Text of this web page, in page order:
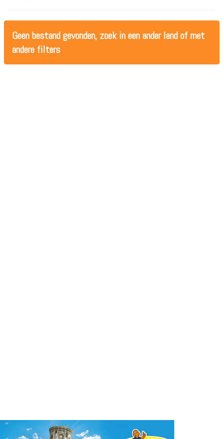
Geen bestand gevonden, zoek in een ander land of met
andere filters